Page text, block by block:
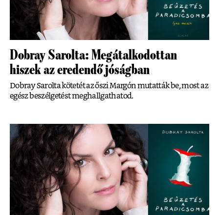
Dobray Sarolta: Megátalkodottan
hiszek az eredendő jóságban
Dobray Sarolta kötetét az őszi Margón mutatták be, most az
egész beszélgetést meghallgathatod.